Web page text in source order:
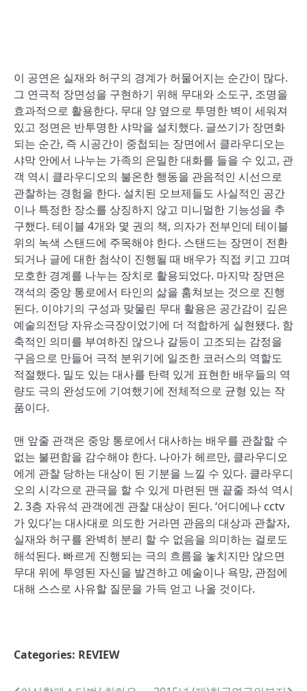
이 공연은 실재와 허구의 경계가 허물어지는 순간이 많다.
그 연극적 장면성을 구현하기 위해 무대와 소도구, 조명을
효과적으로 활용한다. 무대 양 옆으로 투명한 벽이 세워져
있고 정면은 반투명한 샤막을 설치했다. 글쓰기가 장면화
되는 순간, 즉 시공간이 중첩되는 장면에서 클라우디오는
샤막 안에서 나누는 가족의 은밀한 대화를 들을 수 있고, 관
객 역시 클라우디오의 불온한 행동을 관음적인 시선으로
관찰하는 경험을 한다. 설치된 오브제들도 사실적인 공간
이나 특정한 장소를 상징하지 않고 미니멀한 기능성을 추
구했다. 테이블 4개와 몇 권의 책, 의자가 전부인데 테이블
위의 녹색 스탠드에 주목해야 한다. 스탠드는 장면이 전환
되거나 글에 대한 첨삭이 진행될 때 배우가 직접 키고 끄며
모호한 경계를 나누는 장치로 활용되었다. 마지막 장면은
객석의 중앙 통로에서 타인의 삶을 훔쳐보는 것으로 진행
된다. 이야기의 구성과 맞물린 무대 활용은 공간감이 깊은
예술의전당 자유소극장이었기에 더 적합하게 실현됐다. 함
축적인 의미를 부여하진 않으나 갈등이 고조되는 감정을
구음으로 만들어 극적 분위기에 일조한 코러스의 역할도
적절했다. 밀도 있는 대사를 탄력 있게 표현한 배우들의 역
량도 극의 완성도에 기여했기에 전체적으로 균형 있는 작
품이다.
맨 앞줄 관객은 중앙 통로에서 대사하는 배우를 관찰할 수
없는 불편함을 감수해야 한다. 나아가 헤르만, 클라우디오
에게 관찰 당하는 대상이 된 기분을 느낄 수 있다. 클라우디
오의 시각으로 관극을 할 수 있게 마련된 맨 끝줄 좌석 역시
2. 3층 자유석 관객에겐 관찰 대상이 된다. ‘어디에나 cctv
가 있다’는 대사대로 의도한 거라면 관음의 대상과 관찰자,
실재와 허구를 완벽히 분리 할 수 없음을 의미하는 걸로도
해석된다. 빠르게 진행되는 극의 흐름을 놓치지만 않으면
무대 위에 투영된 자신을 발견하고 예술이나 욕망, 관점에
대해 스스로 사유할 질문을 가득 얻고 나올 것이다.
Categories: REVIEW